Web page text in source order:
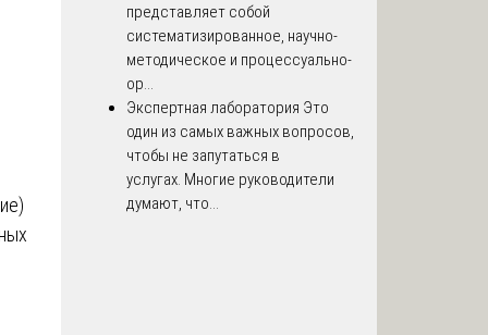
представляет собой
систематизированное, научно-
методическое и процессуально-
ор...
Экспертная лаборатория Это
один из самых важных вопросов,
чтобы не запутаться в
услугах. Многие руководители
думают, что...